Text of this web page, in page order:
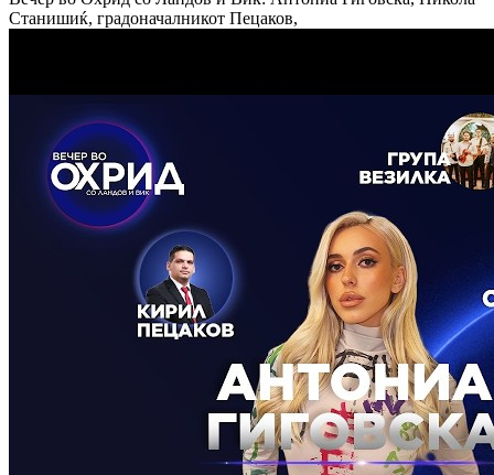
Станишиќ, градоначалникот Пецаков,